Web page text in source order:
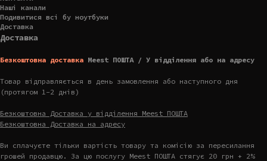
Наші канали
Подивитися всі бу ноутбуки
Доставка
Доставка
Безкоштовна доставка Meest ПОШТА / У відділення або на адресу
Товар відправляється в день замовлення або наступного дня
(протягом 1-2 днів)
Безкоштовна Доставка у відділення Meest ПОШТА
Безкоштовна Доставка на адресу
Ви сплачуєте тільки вартість товару та комісію за пересилання
грошей продавцю. За цю послугу Meest ПОШТА стягує 20 грн + 2%